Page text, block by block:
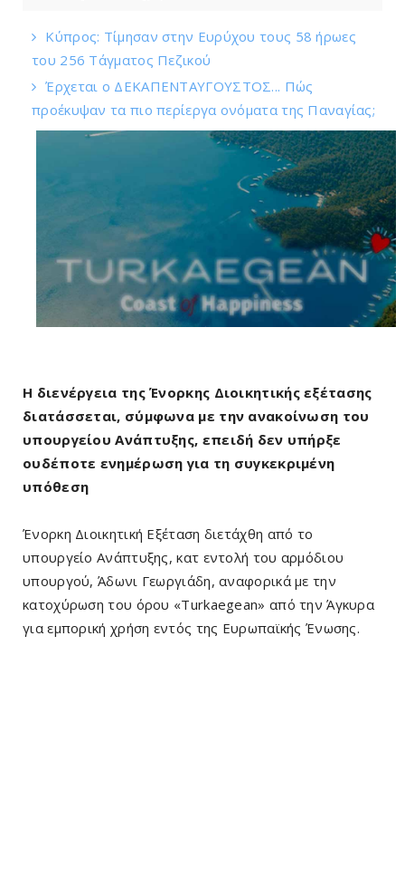
Κύπρος: Τίμησαν στην Ευρύχου τους 58 ήρωες
του 256 Τάγματος Πεζικού
Έρχεται ο ΔΕΚΑΠΕΝΤΑΥΓΟΥΣΤΟΣ... Πώς
προέκυψαν τα πιο περίεργα ονόματα της Παναγίας;
Η διενέργεια της Ένορκης Διοικητικής εξέτασης
διατάσσεται, σύμφωνα με την ανακοίνωση του
υπουργείου Ανάπτυξης, επειδή δεν υπήρξε
ουδέποτε ενημέρωση για τη συγκεκριμένη
υπόθεση
Ένορκη Διοικητική Εξέταση διετάχθη από το
υπουργείο Ανάπτυξης, κατ εντολή του αρμόδιου
υπουργού, Άδωνι Γεωργιάδη, αναφορικά με την
κατοχύρωση του όρου «Turkaegean» από την Άγκυρα
για εμπορική χρήση εντός της Ευρωπαϊκής Ένωσης.